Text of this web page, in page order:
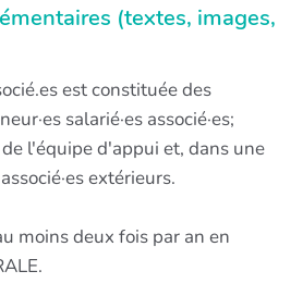
(textes, images,
est constituée des
salarié·es associé·es;
de l'équipe d'appui et, dans une
extérieurs.
moins deux fois par an en